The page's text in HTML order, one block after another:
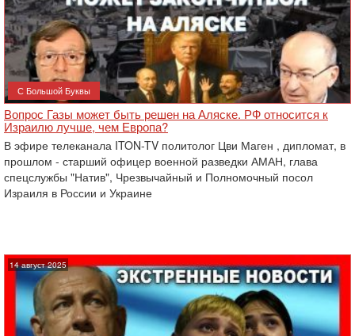
С Большой Буквы
Вопрос Газы может быть решен на Аляске. РФ относится к
Израилю лучше, чем Европа?
В эфире телеканала ITON-TV политолог Цви Маген , дипломат, в
прошлом - старший офицер военной разведки АМАН, глава
спецслужбы "Натив", ‎Чрезвычайный и Полномочный посол
Израиля в России и Украине
14 август 2025